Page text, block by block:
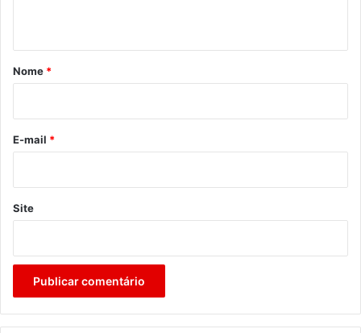
r
*
Nome *
E-mail *
Site